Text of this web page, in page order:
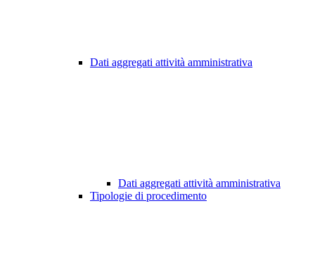
Dati aggregati attività amministrativa
Dati aggregati attività amministrativa
Tipologie di procedimento